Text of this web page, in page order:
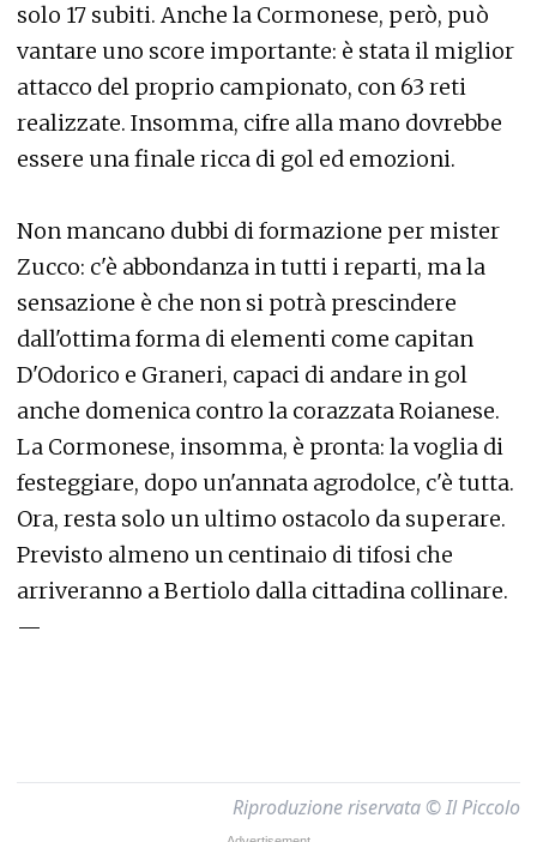
solo 17 subiti. Anche la Cormonese, però, può
vantare uno score importante: è stata il miglior
attacco del proprio campionato, con 63 reti
realizzate. Insomma, cifre alla mano dovrebbe
essere una finale ricca di gol ed emozioni.
Non mancano dubbi di formazione per mister
Zucco: c'è abbondanza in tutti i reparti, ma la
sensazione è che non si potrà prescindere
dall'ottima forma di elementi come capitan
D'Odorico e Graneri, capaci di andare in gol
anche domenica contro la corazzata Roianese.
La Cormonese, insomma, è pronta: la voglia di
festeggiare, dopo un'annata agrodolce, c'è tutta.
Ora, resta solo un ultimo ostacolo da superare.
Previsto almeno un centinaio di tifosi che
arriveranno a Bertiolo dalla cittadina collinare.
—
Riproduzione riservata © Il Piccolo